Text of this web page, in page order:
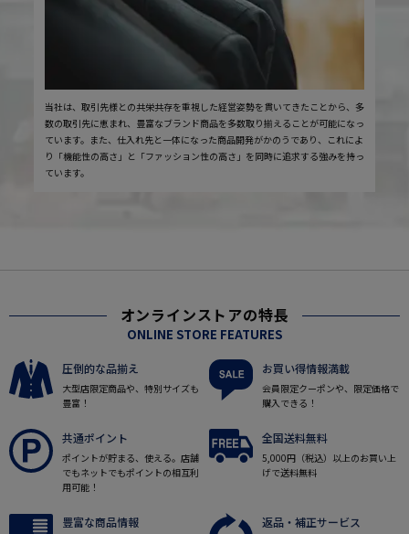
当社は、取引先様との共栄共存を重視した経営姿勢を貫いてきたことから、多
数の取引先に恵まれ、豊富なブランド商品を多数取り揃えることが可能になっ
ています。また、仕入れ先と一体になった商品開発がかのうであり、これによ
り「機能性の高さ」と「ファッション性の高さ」を同時に追求する強みを持っ
ています。
オンラインストアの特長
ONLINE STORE FEATURES
圧倒的な品揃え
大型店限定商品や、特別サイズも
豊富！
お買い得情報満載
会員限定クーポンや、限定価格で
購入できる！
共通ポイント
ポイントが貯まる、使える。店舗
でもネットでもポイントの相互利
用可能！
全国送料無料
5,000円（税込）以上のお買い上
げで送料無料
豊富な商品情報 返品・補正サービス